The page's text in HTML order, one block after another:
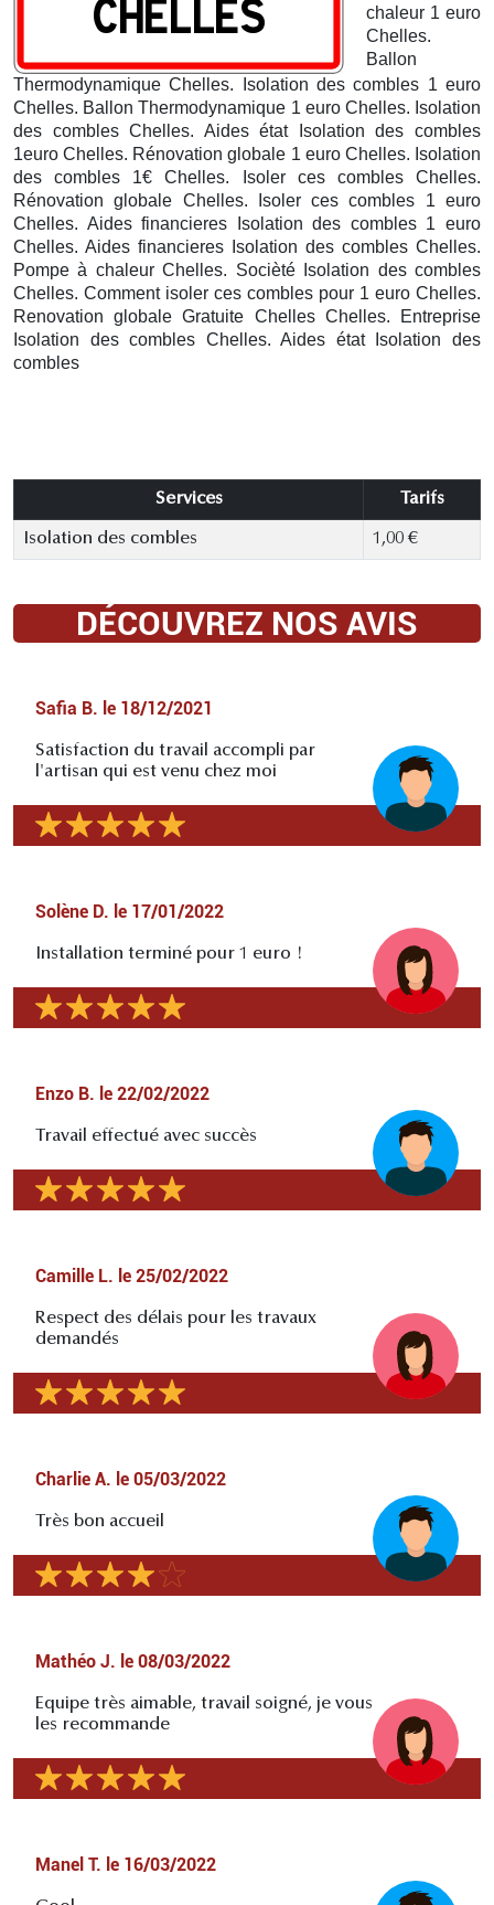
chaleur 1 euro
Chelles.
Ballon
Thermodynamique Chelles. Isolation des combles 1 euro
Chelles. Ballon Thermodynamique 1 euro Chelles. Isolation
des combles Chelles. Aides état Isolation des combles
1euro Chelles. Rénovation globale 1 euro Chelles. Isolation
des combles 1€ Chelles. Isoler ces combles Chelles.
Rénovation globale Chelles. Isoler ces combles 1 euro
Chelles. Aides financieres Isolation des combles 1 euro
Chelles. Aides financieres Isolation des combles Chelles.
Pompe à chaleur Chelles. Socièté Isolation des combles
Chelles. Comment isoler ces combles pour 1 euro Chelles.
Renovation globale Gratuite ChellesChelles. Entreprise
Isolation des combles Chelles. Aides état Isolation des
combles
Services Tarifs
Isolation des combles 1,00 €
DÉCOUVREZ NOS AVIS
Safia B. le 18/12/2021
Satisfaction du travail accompli par
l'artisan qui est venu chez moi
Solène D. le 17/01/2022
Installation terminé pour 1 euro !
Enzo B. le 22/02/2022
Travail effectué avec succès
Camille L. le 25/02/2022
Respect des délais pour les travaux
demandés
Charlie A. le 05/03/2022
Très bon accueil
Mathéo J. le 08/03/2022
Equipe très aimable, travail soigné, je vous
les recommande
Manel T. le 16/03/2022